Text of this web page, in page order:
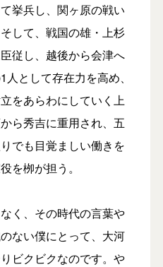
挙兵し、関ヶ原の戦い
して、戦国の雄・上杉
従し、越後から会津へ
として存在力を高め、
をあらわにしていく上
ら秀吉に重用され、五
でも目覚ましい働きを
を栁が担う。
く、その時代の言葉や
ない僕にとって、大河
ビクビクなのです。や